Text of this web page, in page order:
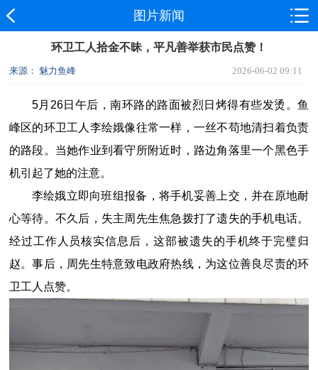
图片新闻
环卫工人拾金不昧，平凡善举获市民点赞！
来源： 魅力鱼峰 2026-06-02 09:11
5月26日午后，南环路的路面被烈日烤得有些发烫。鱼
峰区的环卫工人李绘娥像往常一样，一丝不苟地清扫着负责
的路段。当她作业到看守所附近时，路边角落里一个黑色手
机引起了她的注意。
李绘娥立即向班组报备，将手机妥善上交，并在原地耐
心等待。不久后，失主周先生焦急拨打了遗失的手机电话。
经过工作人员核实信息后，这部被遗失的手机终于完璧归
赵。事后，周先生特意致电政府热线，为这位善良尽责的环
卫工人点赞。